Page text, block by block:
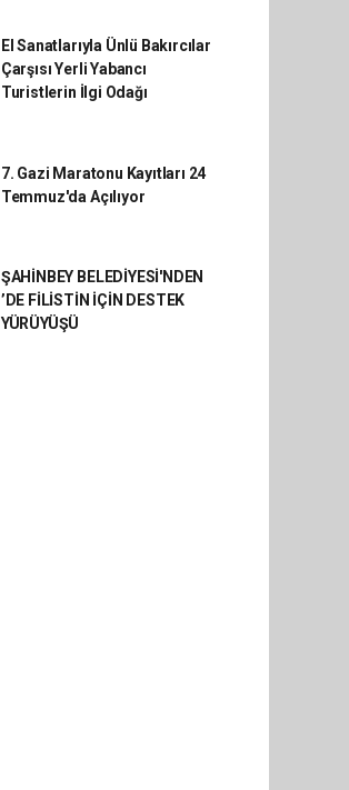
El Sanatlarıyla Ünlü Bakırcılar
Çarşısı Yerli Yabancı
Turistlerin İlgi Odağı
7. Gazi Maratonu Kayıtları 24
Temmuz'da Açılıyor
ŞAHİNBEY BELEDİYESİ'NDEN
’DE FİLİSTİN İÇİN DESTEK
YÜRÜYÜŞÜ